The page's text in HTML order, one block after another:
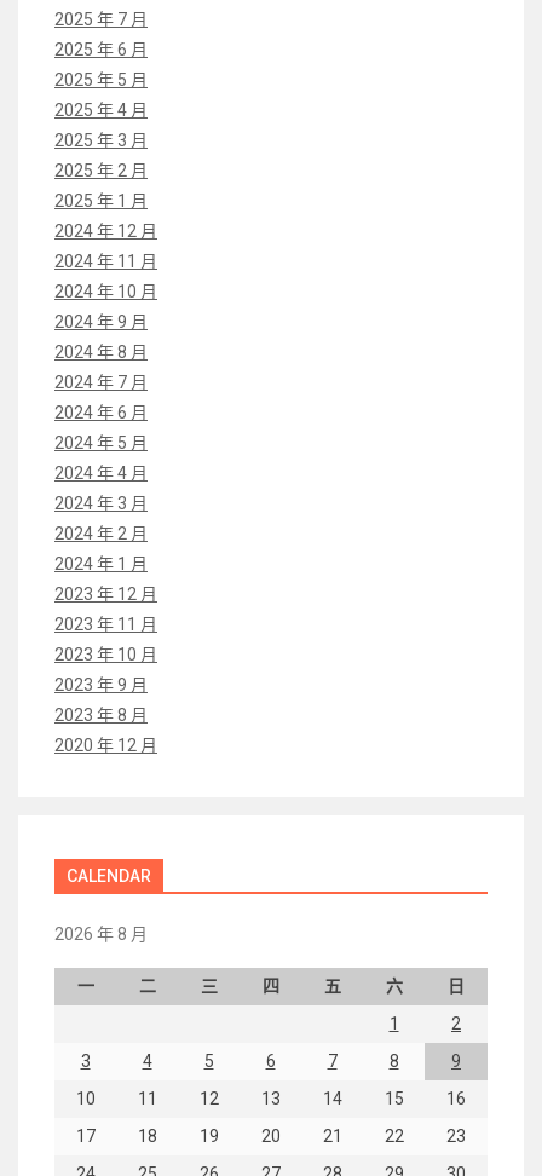
2025 年 7 月
2025 年 6 月
2025 年 5 月
2025 年 4 月
2025 年 3 月
2025 年 2 月
2025 年 1 月
2024 年 12 月
2024 年 11 月
2024 年 10 月
2024 年 9 月
2024 年 8 月
2024 年 7 月
2024 年 6 月
2024 年 5 月
2024 年 4 月
2024 年 3 月
2024 年 2 月
2024 年 1 月
2023 年 12 月
2023 年 11 月
2023 年 10 月
2023 年 9 月
2023 年 8 月
2020 年 12 月
CALENDAR
2026 年 8 月
一 二 三 四 五 六
日
1
2
3
4 5 6 7 8
9
10
11 12 13 14 15
16
17
18 19 20 21 22
23